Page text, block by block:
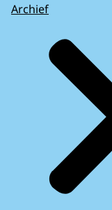
Archief